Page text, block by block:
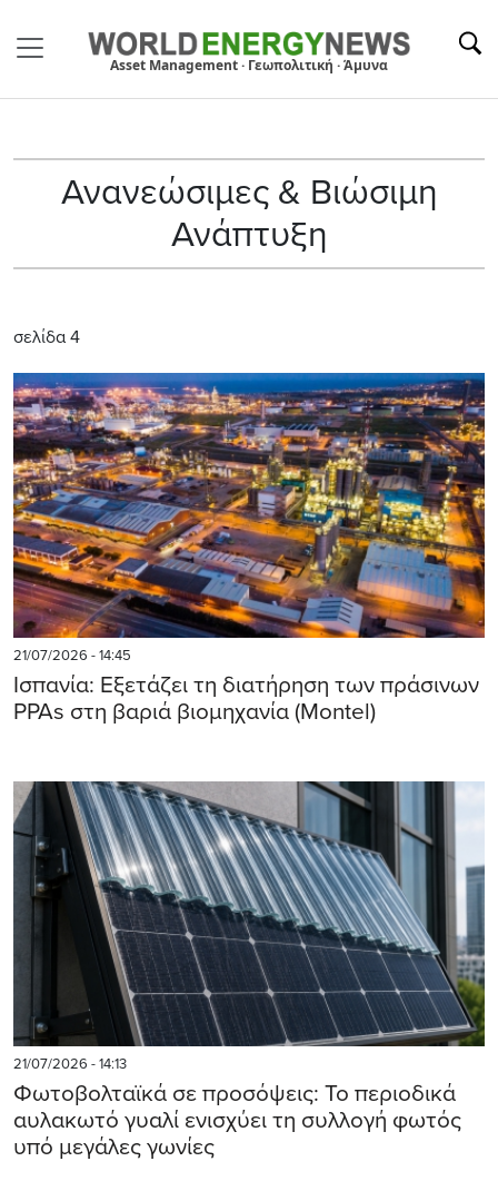
Asset Management · Γεωπολιτική · Άμυνα
Ανανεώσιμες & Βιώσιμη
Ανάπτυξη
σελίδα 4
21/07/2026 - 14:45
Ισπανία: Εξετάζει τη διατήρηση των πράσινων
PPAs στη βαριά βιομηχανία (Montel)
21/07/2026 - 14:13
Φωτοβολταϊκά σε προσόψεις: Το περιοδικά
αυλακωτό γυαλί ενισχύει τη συλλογή φωτός
υπό μεγάλες γωνίες